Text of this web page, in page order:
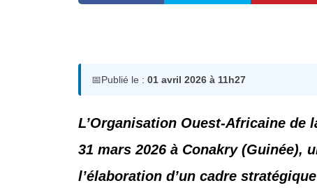
📅Publié le : 01 avril 2026 à 11h27
L’Organisation Ouest‑Africaine
31 mars 2026 à Conakry (Guinée),
l’élaboration d’un cadre